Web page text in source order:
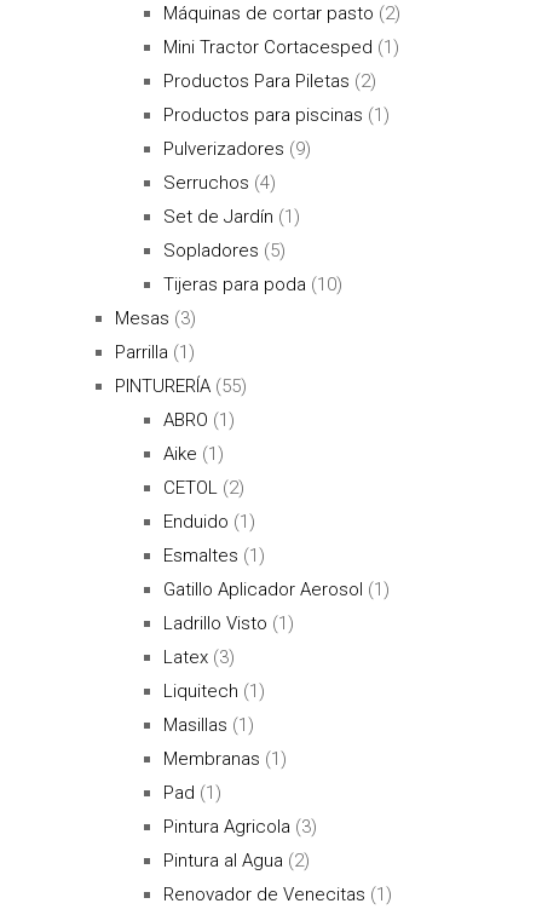
Máquinas de cortar pasto (2)
Mini Tractor Cortacesped (1)
Productos Para Piletas (2)
Productos para piscinas (1)
Pulverizadores (9)
Serruchos (4)
Set de Jardín (1)
Sopladores (5)
Tijeras para poda (10)
Mesas (3)
Parrilla (1)
PINTURERÍA (55)
ABRO (1)
Aike (1)
CETOL
(2)
Enduido (1)
Esmaltes (1)
Gatillo Aplicador Aerosol (1)
Ladrillo Visto (1)
Latex (3)
Liquitech (1)
Masillas (1)
Membranas (1)
Pad (1)
Pintura Agricola (3)
Pintura al Agua (2)
Renovador de Venecitas (1)